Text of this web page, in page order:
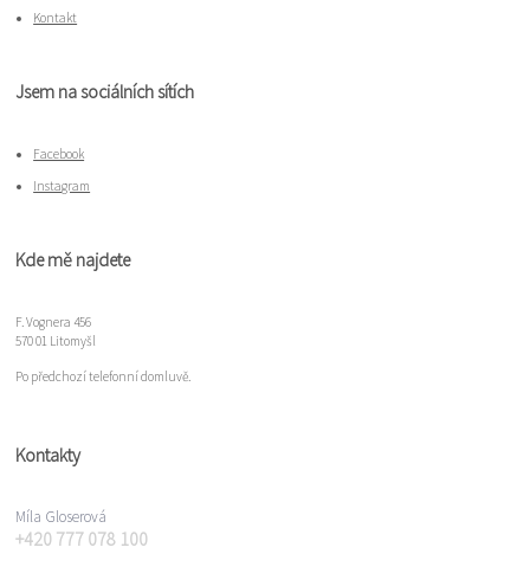
Kontakt
Jsem na sociálních sítích
Facebook
Instagram
Kde mě najdete
F. Vognera 456
570 01 Litomyšl
Po předchozí telefonní domluvě.
Kontakty
Míla Gloserová
+420 777 078 100